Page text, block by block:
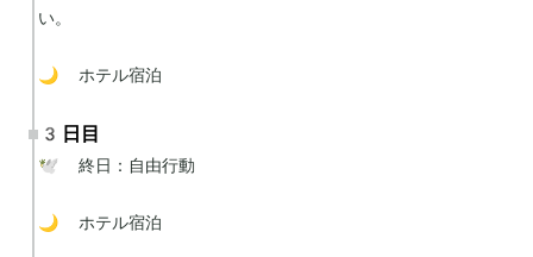
い。
🌙 ホテル宿泊
3日目
🕊 終日：自由行動
🌙 ホテル宿泊